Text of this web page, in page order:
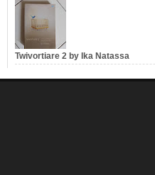
Twivortiare 2 by Ika Natassa